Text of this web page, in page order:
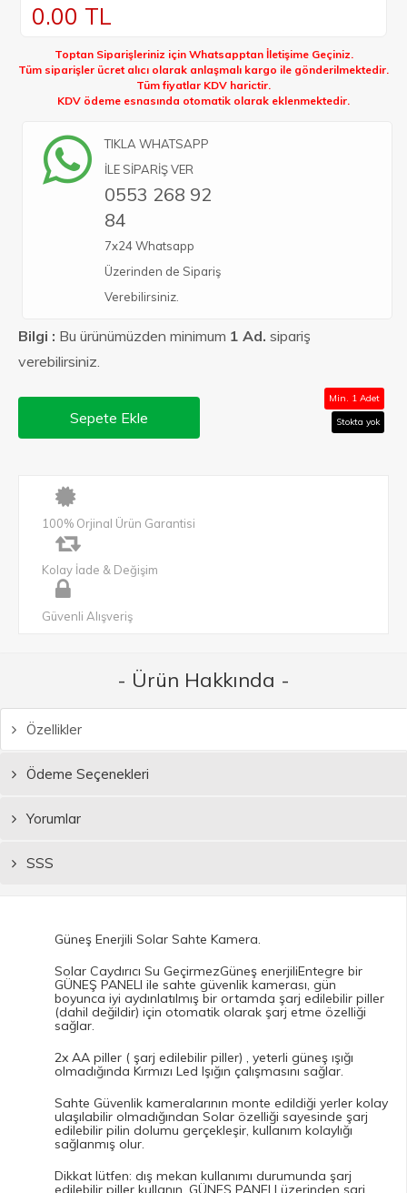
0.00 TL
Toptan Siparişleriniz için Whatsapptan İletişime Geçiniz.
Tüm siparişler ücret alıcı olarak anlaşmalı kargo ile gönderilmektedir.
Tüm fiyatlar KDV harictir.
KDV ödeme esnasında otomatik olarak eklenmektedir.
TIKLA WHATSAPP
İLE SİPARİŞ VER
0553 268 92
84
7x24 Whatsapp
Üzerinden de Sipariş
Verebilirsiniz.
Bilgi : Bu ürünümüzden minimum 1 Ad. sipariş
verebilirsiniz.
Sepete Ekle
Min. 1 Adet
Stokta yok
100% Orjinal Ürün Garantisi
Kolay İade & Değişim
Güvenli Alışveriş
- Ürün Hakkında -
Özellikler
Ödeme Seçenekleri
Yorumlar
SSS
Güneş Enerjili Solar Sahte Kamera.
Solar Caydırıcı Su GeçirmezGüneş enerjiliEntegre bir
GÜNEŞ PANELI ile sahte güvenlik kamerası, gün
boyunca iyi aydınlatılmış bir ortamda şarj edilebilir piller
(dahil değildir) için otomatik olarak şarj etme özelliği
sağlar.
2x AA piller ( şarj edilebilir piller) , yeterli güneş ışığı
olmadığında Kırmızı Led Işığın çalışmasını sağlar.
Sahte Güvenlik kameralarının monte edildiği yerler kolay
ulaşılabilir olmadığından Solar özelliği sayesinde şarj
edilebilir pilin dolumu gerçekleşir, kullanım kolaylığı
sağlanmış olur.
Dikkat lütfen: dış mekan kullanımı durumunda şarj
edilebilir piller kullanın, GÜNEŞ PANELI üzerinden şarj